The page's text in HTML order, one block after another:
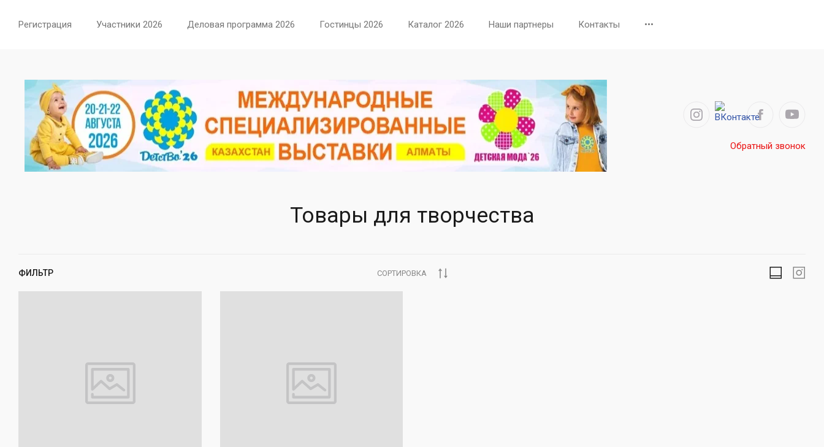
Регистрация Участники 2026 Деловая программа 2026 Гостинцы 2026 Каталог 2026 Наши партнеры Контакты •••
Обратный звонок
Товары для творчества
ФИЛЬТР СОРТИРОВКА